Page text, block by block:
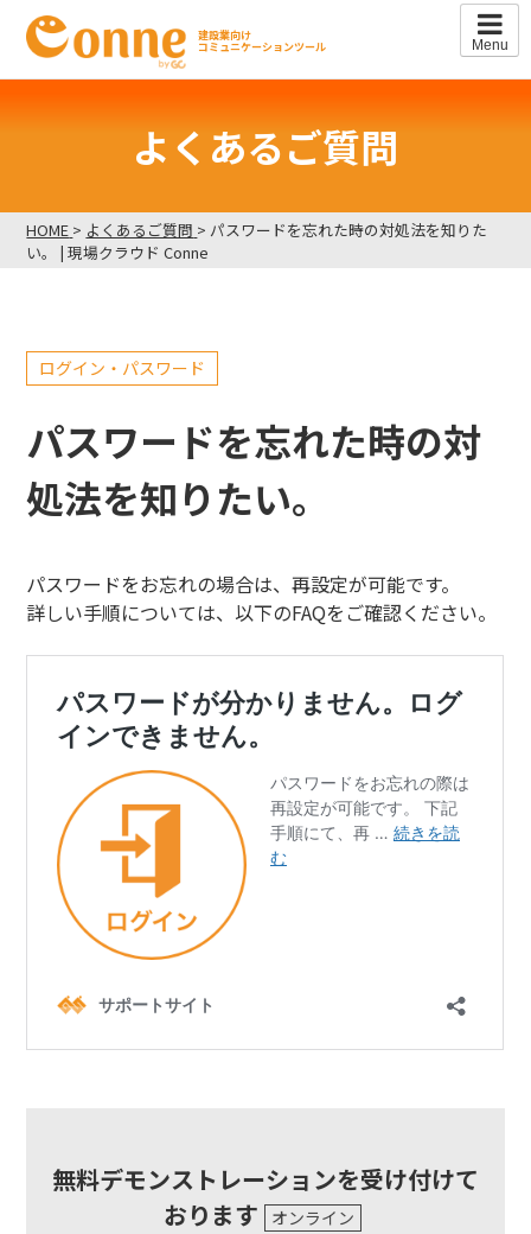
to
建設業向け
コミュニケーションツール Menu
よくあるご質問
HOME > よくあるご質問 > パスワードを忘れた時の対処法を知りた
い。 | 現場クラウド Conne
ログイン・パスワード
パスワードを忘れた時の対
処法を知りたい。
パスワードをお忘れの場合は、再設定が可能です。
詳しい手順については、以下のFAQをご確認ください。
無料デモンストレーションを受け付けて
おります
オンライン